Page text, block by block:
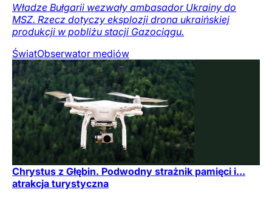
Władze Bułgarii wezwały ambasador Ukrainy do
MSZ. Rzecz dotyczy eksplozji drona ukraińskiej
produkcji w pobliżu stacji Gazociągu.
ŚwiatObserwator mediów
Chrystus z Głębin. Podwodny strażnik pamięci i...
atrakcja turystyczna